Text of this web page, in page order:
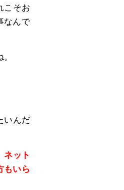
こそお
なんで
いんだ
ネット
もいら